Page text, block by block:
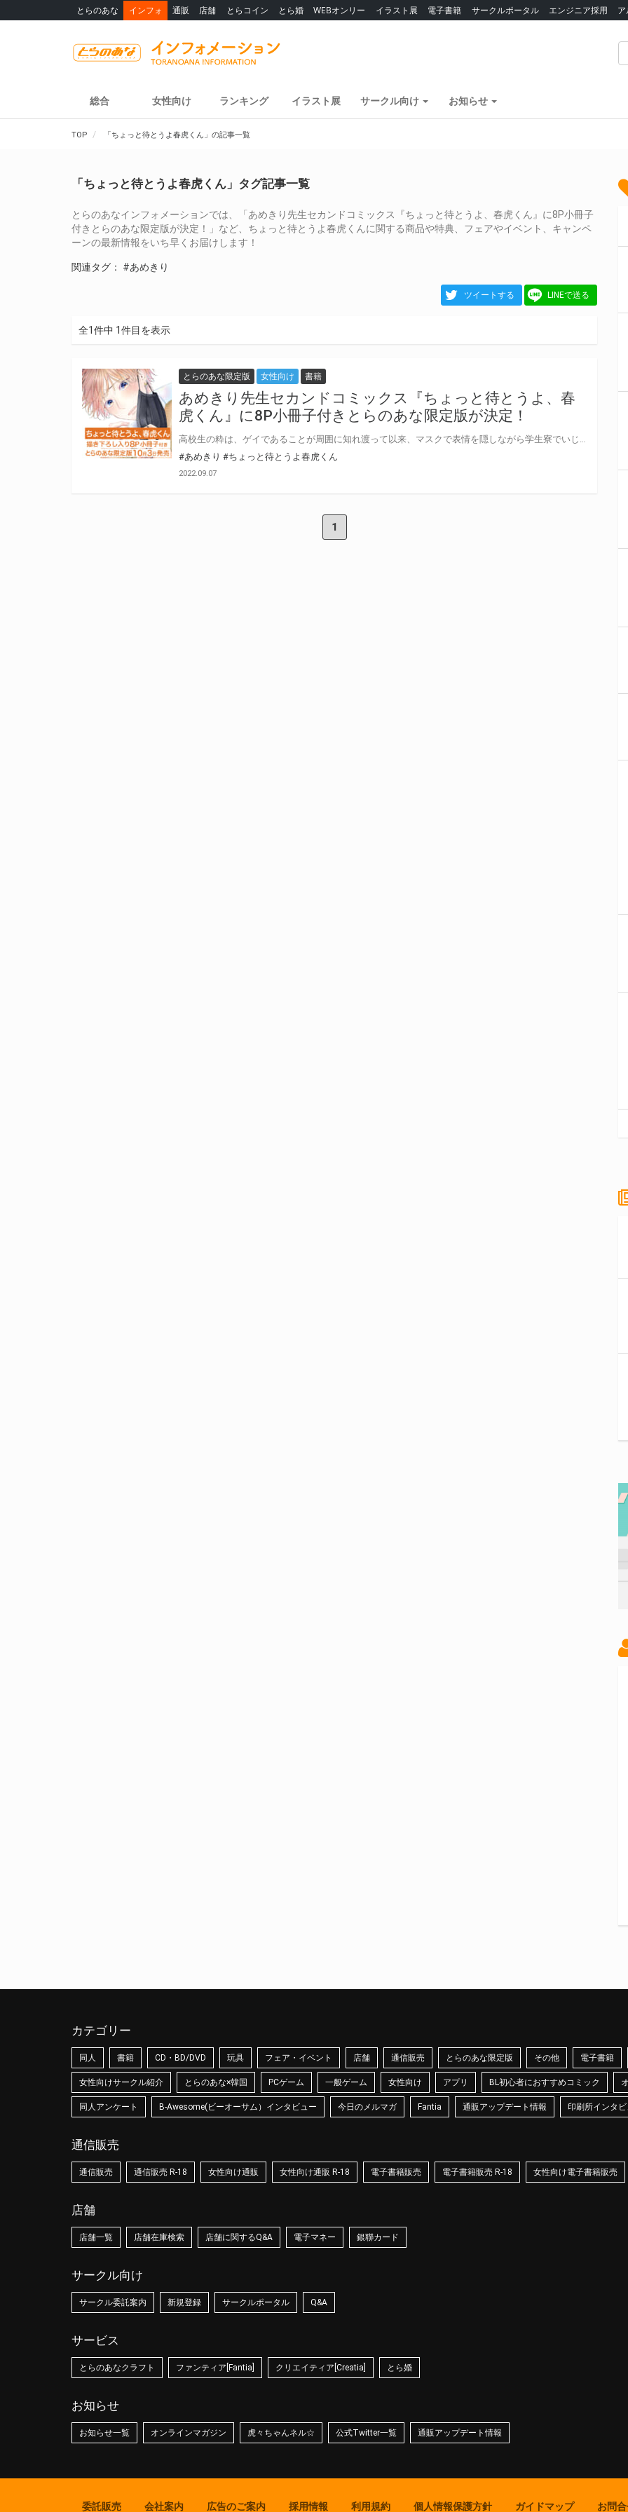
とらのあな インフォ 通販 店舗 とらコイン とら婚 WEBオンリー イラスト展 電子書籍 サークルポータル エンジニア採用
総合 女性向け ランキング イラスト展 サークル向け お知らせ
TOP 「ちょっと待とうよ春虎くん」の記事一覧
「ちょっと待とうよ春虎くん」タグ記事一覧
とらのあなインフォメーションでは、「あめきり先生セカンドコミックス『ちょっと待とうよ、春虎くん』に8P小冊子
付きとらのあな限定版が決定！」など、ちょっと待とうよ春虎くんに関する商品や特典、フェアやイベント、キャンペ
ーンの最新情報をいち早くお届けします！
関連タグ： #あめきり
ツイートする LINEで送る
全1件中 1件目を表示
とらのあな限定版 女性向け 書籍
あめきり先生セカンドコミックス『ちょっと待とうよ、春
虎くん』に8P小冊子付きとらのあな限定版が決定！
#あめきり #ちょっと待とうよ春虎くん
2022.09.07
1
カテゴリー
同人 書籍 CD・BD/DVD 玩具 フェア・イベント 店舗 通信販売 とらのあな限定版 その他 電子書籍
女性向けサークル紹介 とらのあな×韓国 PCゲーム 一般ゲーム 女性向け アプリ BL初心者におすすめコミック
同人アンケート B-Awesome(ビーオーサム）インタビュー 今日のメルマガ Fantia 通販アップデート情報 印刷所インタ
通信販売
通信販売 通信販売 R-18 女性向け通販 女性向け通販 R-18 電子書籍販売 電子書籍販売 R-18 女性向け電子書籍販売
店舗
店舗一覧 店舗在庫検索 店舗に関するQ&A 電子マネー 銀聯カード
サークル向け
サークル委託案内 新規登録 サークルポータル Q&A
サービス
とらのあなクラフト ファンティア[Fantia] クリエイティア[Creatia] とら婚
お知らせ
お知らせ一覧 オンラインマガジン 虎々ちゃんネル☆ 公式Twitter一覧 通販アップデート情報
委託販売 会社案内 広告のご案内 採用情報 利用規約 個人情報保護方針 ガイドマップ お問